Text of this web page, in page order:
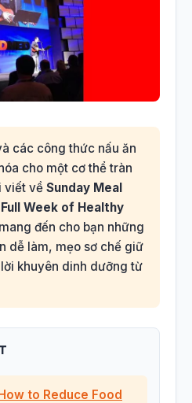
các công thức nấu ăn
cho một cơ thể tràn
viết về Sunday Meal
Week of Healthy
đến cho bạn những
dễ làm, mẹo sơ chế giữ
khuyên dinh dưỡng từ
to Reduce Food